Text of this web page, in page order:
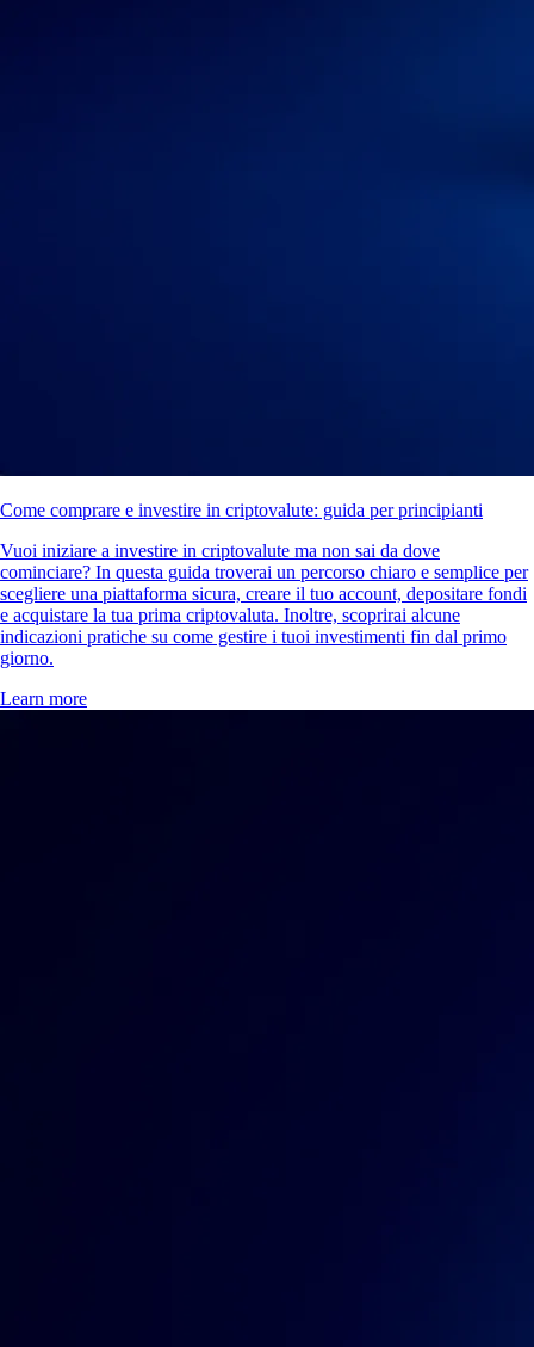
Come comprare e investire in criptovalute: guida per principianti
Vuoi iniziare a investire in criptovalute ma non sai da dove
cominciare? In questa guida troverai un percorso chiaro e semplice per
scegliere una piattaforma sicura, creare il tuo account, depositare fondi
e acquistare la tua prima criptovaluta. Inoltre, scoprirai alcune
indicazioni pratiche su come gestire i tuoi investimenti fin dal primo
giorno.
Learn more